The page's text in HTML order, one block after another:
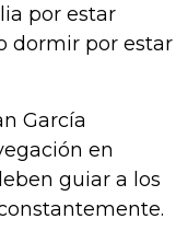
por estar
dormir por estar
García
en
guiar a los